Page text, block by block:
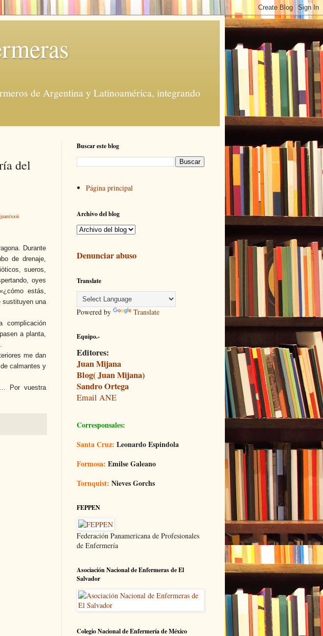
de Argentina y Latinoamérica, integrando
del
xxiii
Durante
de drenaje,
sueros,
oyes
estás,
sustituyen una
complicación
a planta,
me dan
calmantes y
Por vuestra
Buscar este blog
Página principal
Archivo del blog
Denunciar abuso
Translate
Powered by Translate
Equipo.-
Editores:
Juan Mijana
Blog( Juan Mijana)
Sandro Ortega
Email ANE
Corresponsales:
Santa Cruz: Leonardo Espindola
Formosa: Emilse Galeano
Tornquist: Nieves Gorchs
FEPPEN
Federación Panamericana de Profesionales
de Enfermería
Asociación Nacional de Enfermeras de El
Salvador
Colegio Nacional de Enfermería de México